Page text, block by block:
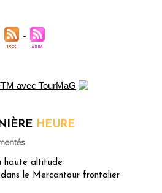
HEURE
haute altitude
le Mercantour frontalier